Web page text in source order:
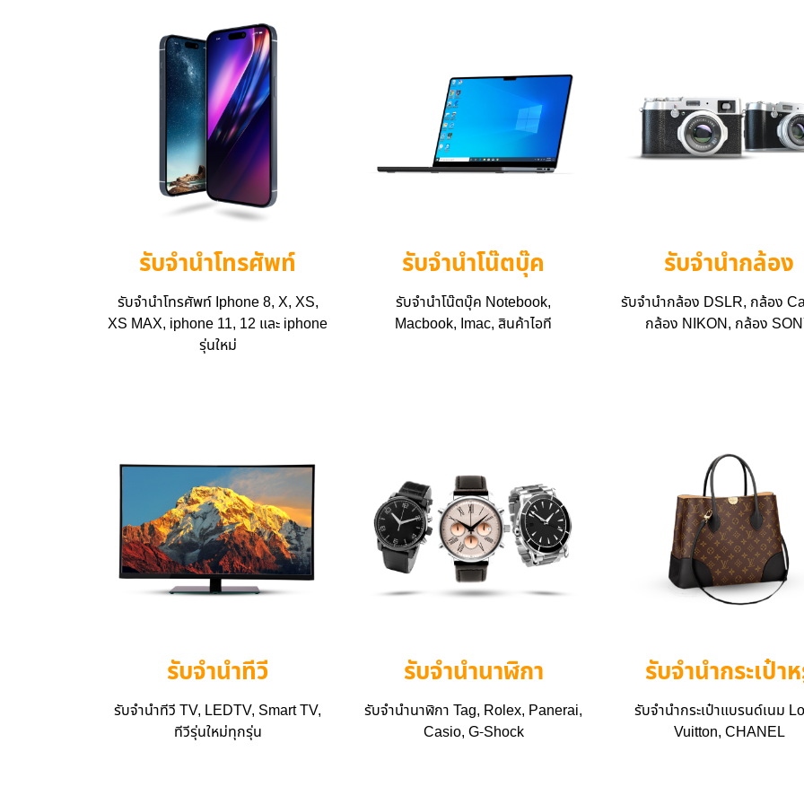
รับจำนำโทรศัพท์
รับจำนำโทรศัพท์ Iphone 8, X, XS,
XS MAX, iphone 11, 12 และ iphone
รุ่นใหม่
รับจำนำโน๊ตบุ๊ค
รับจำนำโน๊ตบุ๊ค Notebook,
Macbook, Imac, สินค้าไอที
รับจำนำกล้อง
รับจำนำกล้อง DSLR, กล้อง
กล้อง NIKON, กล้อง
รับจำนำทีวี
รับจำนำทีวี TV, LEDTV, Smart TV,
ทีวีรุ่นใหม่ทุกรุ่น
รับจำนำนาฬิกา
รับจำนำนาฬิกา Tag, Rolex, Panerai,
Casio, G-Shock
รับจำนำกระเป๋า
รับจำนำกระเป๋าแบรนด์เนม
Vuitton, CHANEL